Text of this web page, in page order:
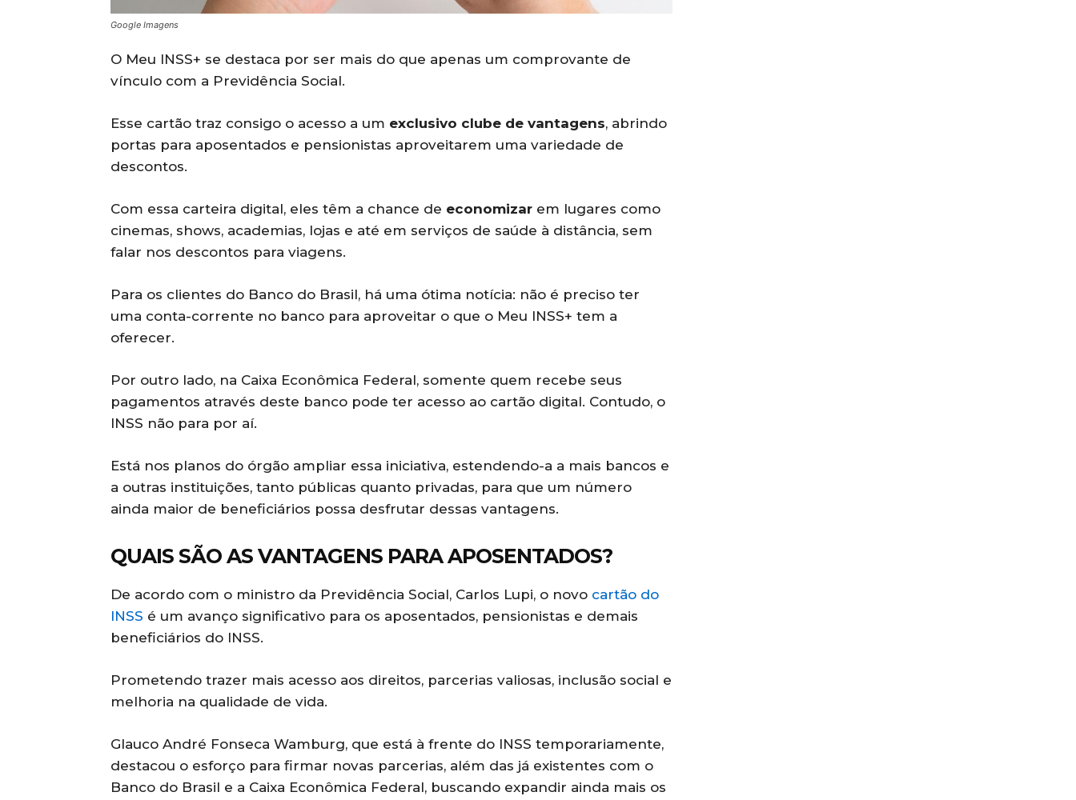
Google Imagens
O Meu INSS+ se destaca por ser mais do que apenas um comprovante de
vínculo com a Previdência Social.
Esse cartão traz consigo o acesso a um exclusivo clube de vantagens, abrindo
portas para aposentados e pensionistas aproveitarem uma variedade de
descontos.
Com essa carteira digital, eles têm a chance de economizar em lugares como
cinemas, shows, academias, lojas e até em serviços de saúde à distância, sem
falar nos descontos para viagens.
Para os clientes do Banco do Brasil, há uma ótima notícia: não é preciso ter
uma conta-corrente no banco para aproveitar o que o Meu INSS+ tem a
oferecer.
Por outro lado, na Caixa Econômica Federal, somente quem recebe seus
pagamentos através deste banco pode ter acesso ao cartão digital. Contudo, o
INSS não para por aí.
Está nos planos do órgão ampliar essa iniciativa, estendendo-a a mais bancos e
a outras instituições, tanto públicas quanto privadas, para que um número
ainda maior de beneficiários possa desfrutar dessas vantagens.
QUAIS SÃO AS VANTAGENS PARA APOSENTADOS?
De acordo com o ministro da Previdência Social, Carlos Lupi, o novo cartão do
INSS é um avanço significativo para os aposentados, pensionistas e demais
beneficiários do INSS.
Prometendo trazer mais acesso aos direitos, parcerias valiosas, inclusão social e
melhoria na qualidade de vida.
Glauco André Fonseca Wamburg, que está à frente do INSS temporariamente,
destacou o esforço para firmar novas parcerias, além das já existentes com o
Banco do Brasil e a Caixa Econômica Federal, buscando expandir ainda mais os